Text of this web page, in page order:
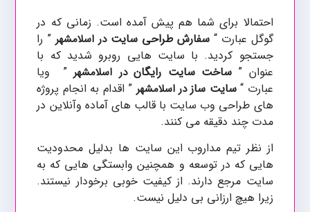
احتمالا برای شما هم پیش آمده است. زمانی که در
گوگل عبارت “ سفارش طراحی سایت در اسلامشهر ” را
جستجو کردید. با سایت هایی روبرو شدید که با
عنوان ”ساخت سایت رایگاندر اسلامشهر ” ویا
عبارت “سایت سازدر اسلامشهر ” اقدام به انجام پروژه
های طراحی وب سایت با قالب های آماده وآنلاین در
مدت چند دقیقه می کنند.
از نظر تیم مداروب این سایت ها بدلیل محدودیت
هایی که در توسعه و همچنین وابستگی هایی که به
سایت مرجع دارند. از کیفیت خوبی برخودار نیستند.
زیرا هیچ ارزانی بی دلیل نیست.